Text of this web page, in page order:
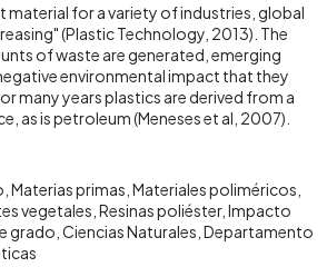
material for a variety of industries, global
(Plastic Technology, 2013). The
of waste are generated, emerging
environmental impact that they
many years plastics are derived from a
as is petroleum (Meneses et al, 2007).
Materias primas Materiales poliméricos
vegetales Resinas poliéster Impacto
grado Ciencias Naturales Departamento